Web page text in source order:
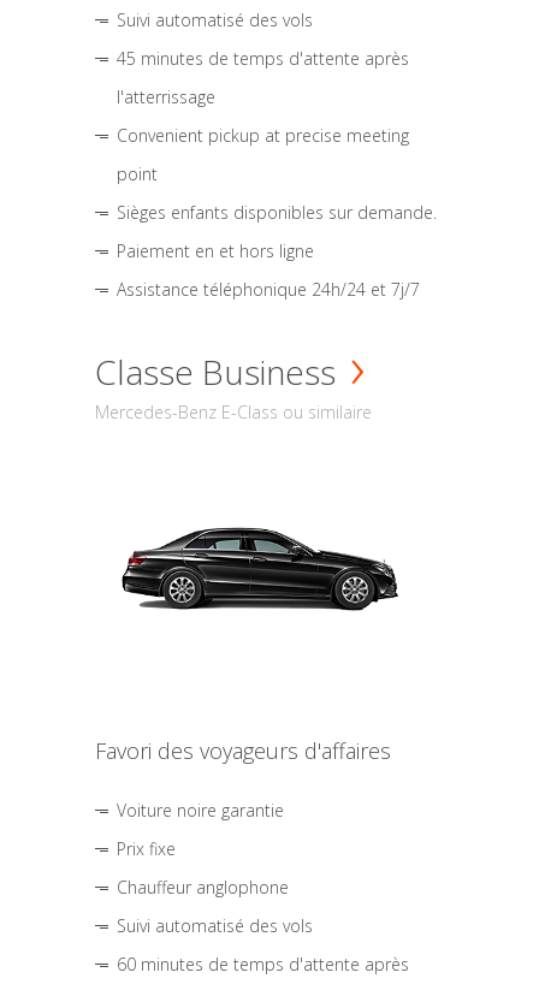
Suivi automatisé des vols
45 minutes de temps d'attente après
l'atterrissage
Convenient pickup at precise meeting
point
Sièges enfants disponibles sur demande.
Paiement en et hors ligne
Assistance téléphonique 24h/24 et 7j/7
Classe Business
Mercedes-Benz E-Class ou similaire
Favori des voyageurs d'affaires
Voiture noire garantie
Prix fixe
Chauffeur anglophone
Suivi automatisé des vols
60 minutes de temps d'attente après